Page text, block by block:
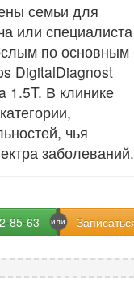
семьи для
или специалиста
по основным
DigitalDiagnost
1.5T. В клинике
чья
заболеваний.
85-63